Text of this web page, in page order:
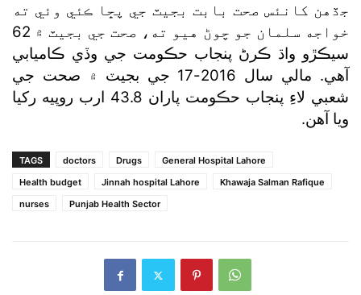
جڏهن کانئس صحت بابت بجيٽ جي پڇا ڪئي وئي ته
خواجه سلمان جو چوڻ هيو ته، صحت جي بجيٽ ۾ 62
سيڪڙو واڌ ڪرڻ پنجاب حڪومت جي وڏي ڪاميابي
آهي. مالي سال 2016-17 جي بجيٽ ۾ صحت جي
شعبي لاءِ پنجاب حڪومت پاران 43.8 ارب روپيه رکيا
ويا آهن.
TAGS doctors Drugs
General Hospital Lahore
Health budget
Jinnah hospital Lahore
Khawaja Salman Rafique
nurses
Punjab Health Sector